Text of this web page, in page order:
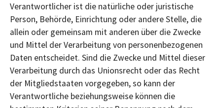
Verantwortlicher ist die natürliche oder juristische
Person, Behörde, Einrichtung oder andere Stelle, die
allein oder gemeinsam mit anderen über die Zwecke
und Mittel der Verarbeitung von personenbezogenen
Daten entscheidet. Sind die Zwecke und Mittel dieser
Verarbeitung durch das Unionsrecht oder das Recht
der Mitgliedstaaten vorgegeben, so kann der
Verantwortliche beziehungsweise können die